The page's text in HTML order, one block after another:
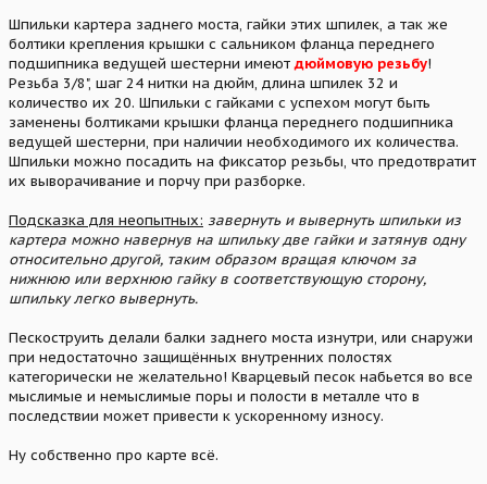
Шпильки картера заднего моста, гайки этих шпилек, а так же
болтики крепления крышки с сальником фланца переднего
подшипника ведущей шестерни имеютдюймовую резьбу!
Резьба 3/8", шаг 24 нитки на дюйм, длина шпилек 32 и
количество их 20. Шпильки с гайками с успехом могут быть
заменены болтиками крышки фланца переднего подшипника
ведущей шестерни, при наличии необходимого их количества.
Шпильки можно посадить на фиксатор резьбы, что предотвратит
их выворачивание и порчу при разборке.
Подсказка для неопытных: завернуть и вывернуть шпильки из
картера можно навернув на шпильку две гайки и затянув одну
относительно другой, таким образом вращая ключом за
нижнюю или верхнюю гайку в соответствующую сторону,
шпильку легко вывернуть.
Пескоструить делали балки заднего моста изнутри, или снаружи
при недостаточно защищённых внутренних полостях
категорически не желательно! Кварцевый песок набьется во все
мыслимые и немыслимые поры и полости в металле что в
последствии может привести к ускоренному износу.
Ну собственно про карте всё.